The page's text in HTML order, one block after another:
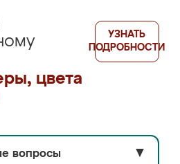
цвета
УЗНАТЬ
ПОДРОБНОСТИ
вопросы ▼